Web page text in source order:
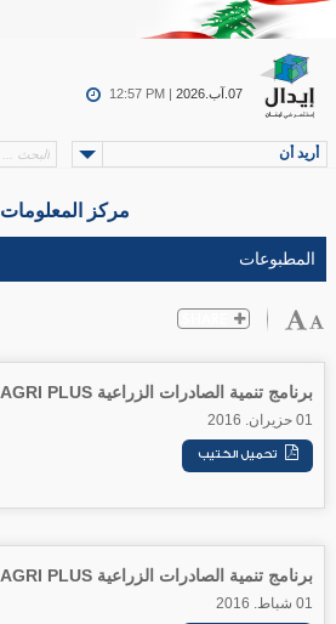
07.آب.2026 12:57 PM |
أريد أن
مركز المعلومات
برنامج تنمية الصادرات الزراعية AGRI PLUS - التقرير السنوي 2015
01 حزيران. 2016
برنامج تنمية الصادرات الزراعية AGRI PLUS - التقرير السنوي 2014
01 شباط. 2016